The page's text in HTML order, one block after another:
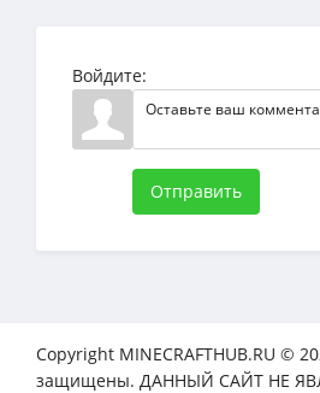
Войдите:
Отправить
Copyright MINECRAFTHUB.RU ©
защищены. ДАННЫЙ САЙТ НЕ